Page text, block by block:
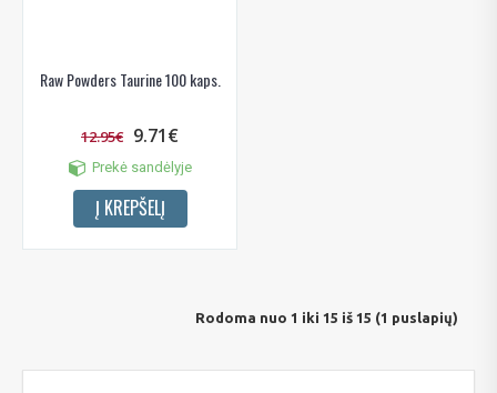
Raw Powders Taurine 100 kaps.
12.95€ 9.71€
Prekė sandėlyje
Į KREPŠELĮ
Rodoma nuo 1 iki 15 iš 15 (1 puslapių)